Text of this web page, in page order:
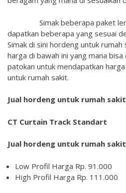
Simak beberapa paket
dapatkan beberapa yang sesuai
Simak di sini hordeng untuk
harga di bawah ini yang mana
patokan untuk mendapatkan
untuk rumah sakit.
Jual hordeng untuk rumah
CT Curtain Track Standart
Jual hordeng untuk rumah
Low Profil Harga Rp. 91.000
High Profil Harga Rp. 111.000